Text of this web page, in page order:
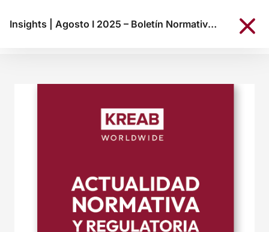
Insights Agosto I 2025 – Boletín Normativo KREAB Colombia